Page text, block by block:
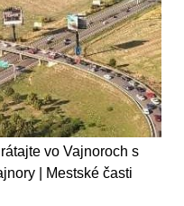
vo Vajnoroch s
| Mestské časti